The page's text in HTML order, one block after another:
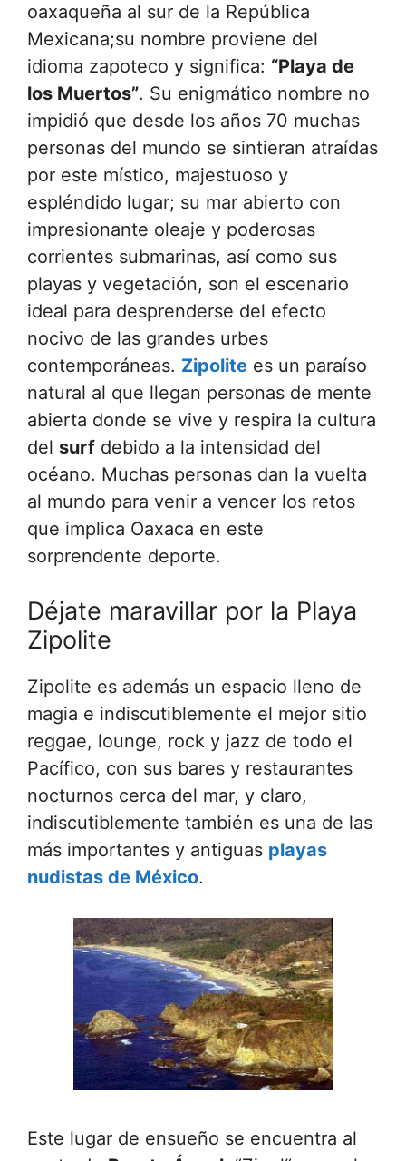
oaxaqueña al sur de la República
Mexicana;su nombre proviene del
idioma zapoteco y significa: “Playa de
los Muertos”. Su enigmático nombre no
impidió que desde los años 70 muchas
personas del mundo se sintieran atraídas
por este místico, majestuoso y
espléndido lugar; su mar abierto con
impresionante oleaje y poderosas
corrientes submarinas, así como sus
playas y vegetación, son el escenario
ideal para desprenderse del efecto
nocivo de las grandes urbes
contemporáneas. Zipolite es un paraíso
natural al que llegan personas de mente
abierta donde se vive y respira la cultura
del surf debido a la intensidad del
océano. Muchas personas dan la vuelta
al mundo para venir a vencer los retos
que implica Oaxaca en este
sorprendente deporte.
Déjate maravillar por la Playa
Zipolite
Zipolite es además un espacio lleno de
magia e indiscutiblemente el mejor sitio
reggae, lounge, rock y jazz de todo el
Pacífico, con sus bares y restaurantes
nocturnos cerca del mar, y claro,
indiscutiblemente también es una de las
más importantes y antiguas playas
nudistas de México.
Este lugar de ensueño se encuentra al